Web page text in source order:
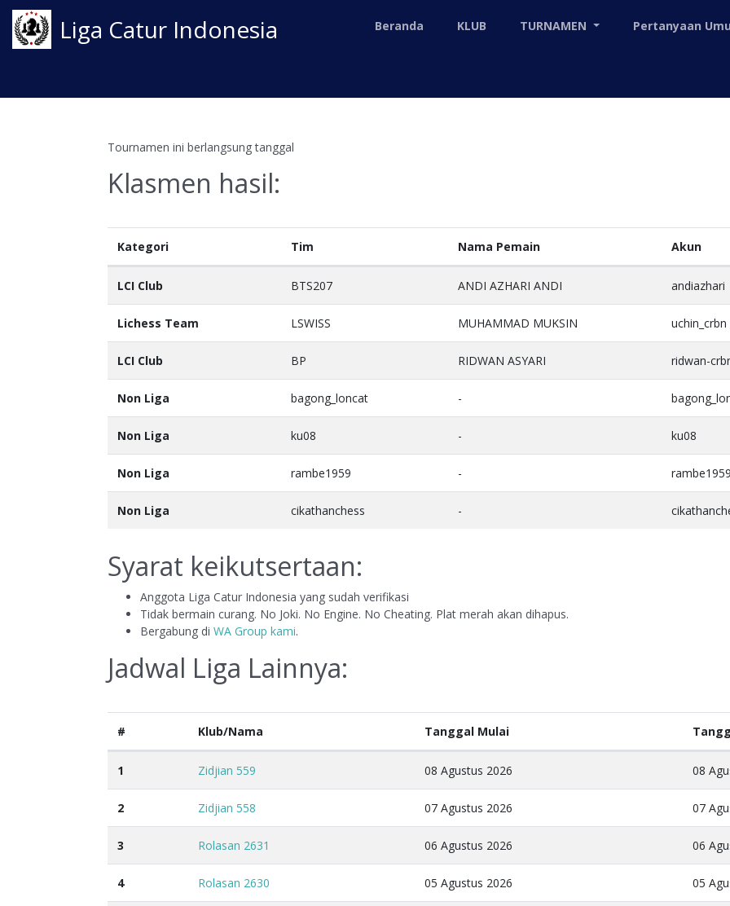
Liga Catur Indonesia Beranda KLUB TURNAMEN Pertanyaan
Tournamen ini berlangsung tanggal
Klasmen hasil:
Kategori Tim Nama Pemain Akun
LCI Club BTS207 ANDI AZHARI ANDI andiazhari
Lichess Team LSWISS MUHAMMAD MUKSIN uchin_crbn
LCI Club BP RIDWAN ASYARI ridwan-
Non Liga bagong_loncat -
Non Liga ku08 - ku08
Non Liga rambe1959 - rambe1959
Non Liga cikathanchess -
Syarat keikutsertaan:
Anggota Liga Catur Indonesia yang sudah verifikasi
Tidak bermain curang. No Joki. No Engine. No Cheating. Plat merah akan dihapus.
Bergabung di WA Group kami.
Jadwal Liga Lainnya:
# Klub/Nama Tanggal Mulai
1 Zidjian 559 08 Agustus 2026 08
2 Zidjian 558 07 Agustus 2026 07
3 Rolasan 2631 06 Agustus 2026 06
4 Rolasan 2630 05 Agustus 2026 05